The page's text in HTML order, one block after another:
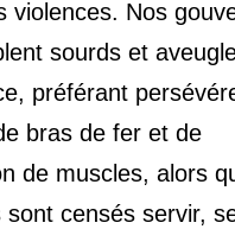
violences. Nos
sourds et
préférant
bras de fer et de
de muscles, alors
sont censés servir,